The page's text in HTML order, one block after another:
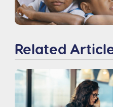
Related